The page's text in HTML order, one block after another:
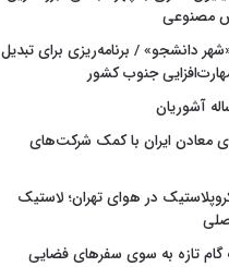
مصنوعی
دانشجو» / برنامه‌ریزی برای تبدیل
جنوب کشور
معادن ایران با کمک شرکت‌های
در هوای تهران؛ لاستیک
تازه به سوی سفرهای فضایی